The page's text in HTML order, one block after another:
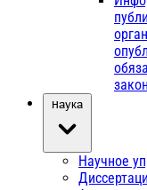
Наука
Научное